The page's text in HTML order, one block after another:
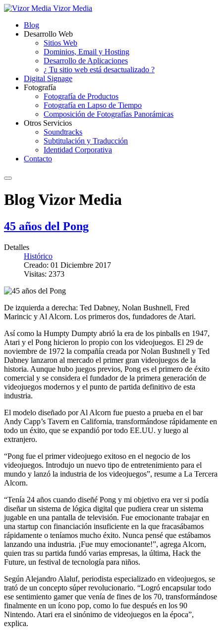
Vizor Media
Blog
Desarrollo Web
Sitios Web
Dominios, Email y Hosting
Desarrollo de Aplicaciones
¿ Tu sitio web está desactualizado ?
Digital Signage
Fotografía
Fotografía de Productos
Fotografía en Lapso de Tiempo
Composición de Fotografías Panorámicas
Otros Servicios
Soundtracks
Subtitulación y Traducción
Identidad Corporativa
Contacto
Blog Vizor Media
45 años del Pong
Detalles
Histórico
Creado: 01 Diciembre 2017
Visitas: 2373
De izquierda a derecha: Ted Dabney, Nolan Bushnell, Fred
Marincic y Al Alcorn. Los primeros dos, fundadores de Atari.
Así como la Humpty Dumpty abrió la era de los pinballs en 1947,
Atari y el Pong hicieron lo propio con los videojuegos. El 29 de
noviembre de 1972 la compañía creada por Nolan Bushnell y Ted
Dabney lanzaron al mercado el primer gran videojuegos de la
historia. Aunque hubo juegos previos, Pong es el primero de éxito
comercial y se considera el fundador de la primera generación de
videojuegos modernos y el punto de partida definitivo de esta
industria.
El modelo diseñado por Al Alcorn fue puesto a prueba en el bar
Andy Capp’s Tavern en California, transformándose rápidamente en
todo un éxito, que se expandió por todo EE.UU. y luego al
extranjero.
“Pong fue el primer videojuego exitoso en el negocio de los
videojuegos. Introdujo un nuevo tipo de entretenimiento para el
mundo y lanzó la industria de los videojuegos”, resume a La Tercera
Alcorn.
“Tenía 24 años cuando diseñé Pong y mi objetivo era ver si podía
diseñar un sistema de lógica digital que pudiera crear un sistema
jugable en una pantalla de televisión. Fue emocionante trabajar en
una startup con financiación insuficiente en la que fracasábamos
rápidamente o teníamos mucho éxito. Nunca pensé que estábamos
lanzando una industria. ¡Fue muy emocionante!”, agrega Alcorn,
quien tras su partida fundó varias empresas, la última, Hack the
Future, un festival de tecnología para niños.
Según Alejandro Alaluf, periodista especializado en videojuegos, se
trató de un concepto súper revolucionario. “Logró encapsular todo
ese sentimiento gamer que venía de fines de los 70, transformándose
finalmente en un ícono pop, como lo fue después en los 90
Nintendo. Atari era el sinónimo de videojuegos en la época”,
explica.